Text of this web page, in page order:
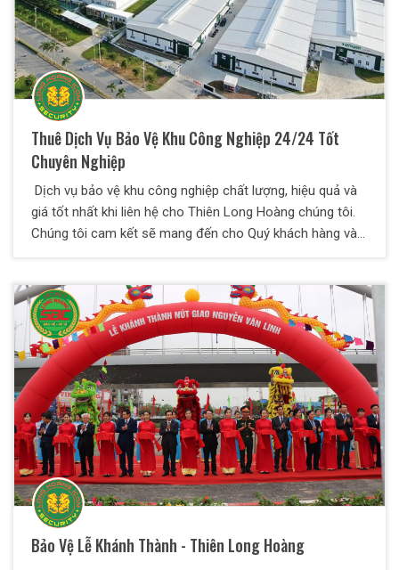
Thuê Dịch Vụ Bảo Vệ Khu Công Nghiệp 24/24 Tốt
Chuyên Nghiệp
Dịch vụ bảo vệ khu công nghiệp chất lượng, hiệu quả và
giá tốt nhất khi liên hệ cho Thiên Long Hoàng chúng tôi.
Chúng tôi cam kết sẽ mang đến cho Quý khách hàng và
Bảo Vệ Lễ Khánh Thành - Thiên Long Hoàng